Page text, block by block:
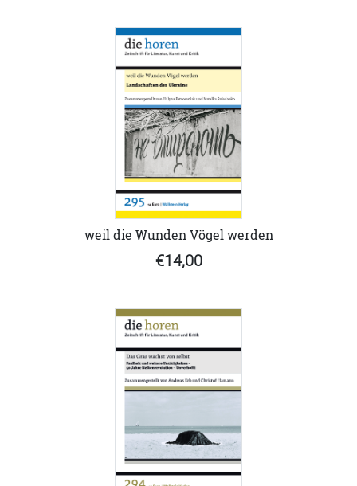
weil die Wunden Vögel werden
€14,00